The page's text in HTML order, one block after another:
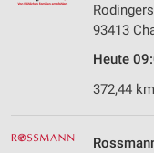
93413
Heute
372,44 km